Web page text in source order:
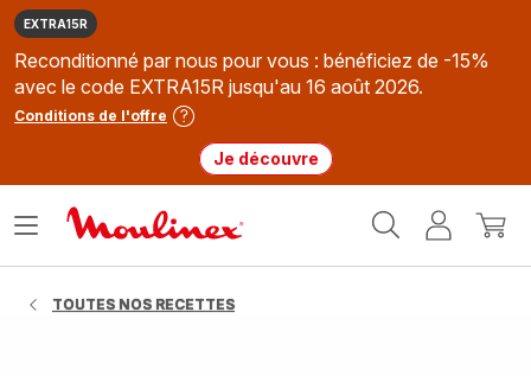
EXTRA15R
Reconditionné par nous pour vous : bénéficiez de -15%
avec le code EXTRA15R jusqu'au 16 août 2026.
Conditions de l'offre
Je découvre
MonMon
Ouvrir
TOUTES NOS RECETTES